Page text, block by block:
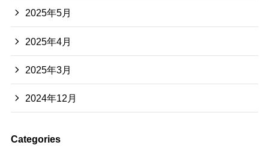
2025年5月
2025年4月
2025年3月
2024年12月
Categories